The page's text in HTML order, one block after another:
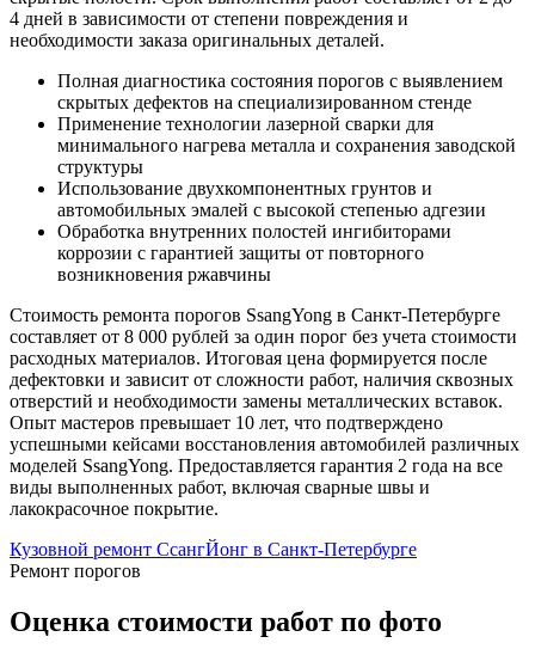
4 дней в зависимости от степени повреждения и
необходимости заказа оригинальных деталей.
Полная диагностика состояния порогов с выявлением
скрытых дефектов на специализированном стенде
Применение технологии лазерной сварки для
минимального нагрева металла и сохранения заводской
структуры
Использование двухкомпонентных грунтов и
автомобильных эмалей с высокой степенью адгезии
Обработка внутренних полостей ингибиторами
коррозии с гарантией защиты от повторного
возникновения ржавчины
Стоимость ремонта порогов SsangYong в Санкт-Петербурге
составляет от 8 000 рублей за один порог без учета стоимости
расходных материалов. Итоговая цена формируется после
дефектовки и зависит от сложности работ, наличия сквозных
отверстий и необходимости замены металлических вставок.
Опыт мастеров превышает 10 лет, что подтверждено
успешными кейсами восстановления автомобилей различных
моделей SsangYong. Предоставляется гарантия 2 года на все
виды выполненных работ, включая сварные швы и
лакокрасочное покрытие.
Кузовной ремонт СсангЙонг в Санкт-Петербурге
Ремонт порогов
Оценка стоимости работ по фото